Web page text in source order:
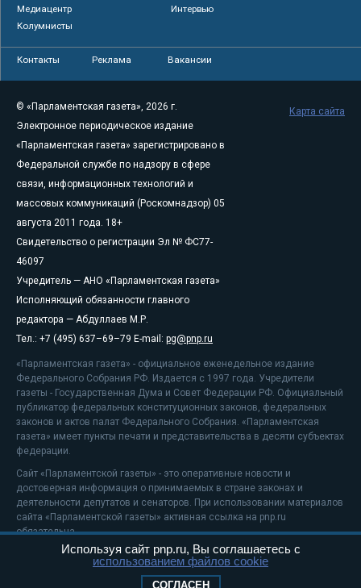
Медиацентр
Интервью
Колумнисты
Контакты Реклама Вакансии
© «Парламентская газета», 2026 г.
Электронное периодическое издание
«Парламентская газета» зарегистрировано в
Федеральной службе по надзору в сфере
связи, информационных технологий и
массовых коммуникаций (Роскомнадзор) 05
августа 2011 года. 18+
Свидетельство о регистрации Эл № ФС77-
46097
Учредитель — АНО «Парламентская газета»
Исполняющий обязанности главного
редактора — Абдуллаев М.Р.
Тел.: +7 (495) 637–69–79 E-mail: pg@pnp.ru
«Парламентская газета» - официальное еженедельное издание
Федерального Собрания РФ. Издается с 1997 года. Учредители
газеты - Государственная Дума и Совет Федерации РФ. Официальный
публикатор федеральных конституционных законов, федеральных
законов и актов палат Федерального Собрания. «Парламентская
газета» имеет пункты печати и представительства в десяти субъектах
федерации.
Сайт «Парламентской газеты» - это оперативные новости и
достоверная информация о принимаемых в стране законах и
деятельности депутатов и сенаторов. При использовании материалов
сайта «Парламентской газеты» активная ссылка на pnp.ru
обязательна.
На информационном ресурсе применяютсярекомендательные
Положение о защите персональных данных
Карта сайта
Используя сайт pnp.ru, Вы соглашаетесь с
использованием файлов cookie
СОГЛАСЕН